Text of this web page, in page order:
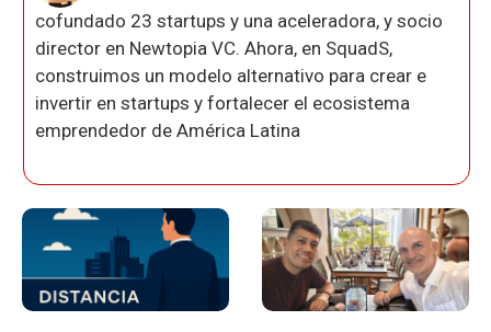
cofundado 23 startups y una aceleradora, y socio
director en Newtopia VC. Ahora, en SquadS,
construimos un modelo alternativo para crear e
invertir en startups y fortalecer el ecosistema
emprendedor de América Latina